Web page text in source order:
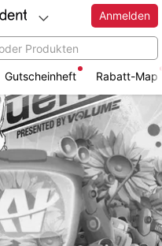
Anmelden
Gutscheinheft Rabatt-Map